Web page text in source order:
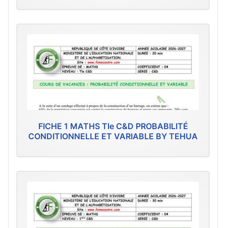
FICHE 1 MATHS Tle C&D PROBABILITÉ
CONDITIONNELLE ET VARIABLE BY TEHUA